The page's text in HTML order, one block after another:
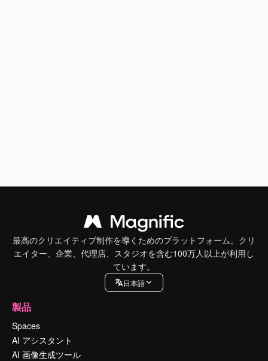
最高のクリエイティブ制作を導くためのプラットフォーム。クリ
エイター、企業、代理店、スタジオを含む100万人以上が利用し
ています。
日本語
製品
Spaces
AI アシスタント
AI 画像生成ツール